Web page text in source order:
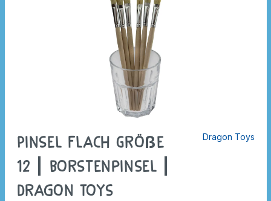
Pinsel flach Größe
12 | Borstenpinsel |
Dragon Toys
Dragon Toys